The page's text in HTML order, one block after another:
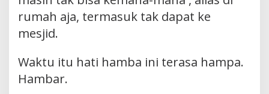
rumah aja, termasuk tak dapat ke
mesjid.
Waktu itu hati hamba ini terasa hampa.
Hambar.